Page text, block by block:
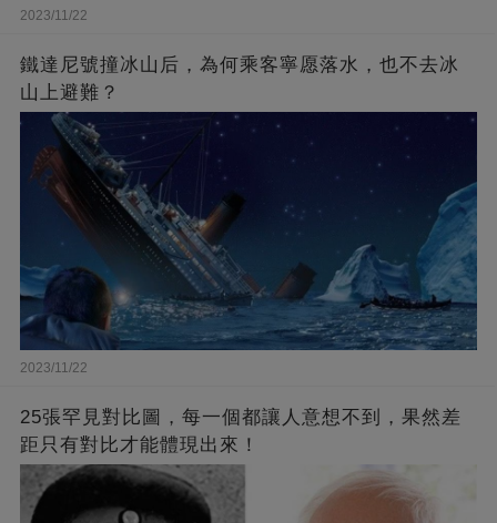
2023/11/22
鐵達尼號撞冰山后，為何乘客寧愿落水，也不去冰
山上避難？
2023/11/22
25張罕見對比圖，每一個都讓人意想不到，果然差
距只有對比才能體現出來！